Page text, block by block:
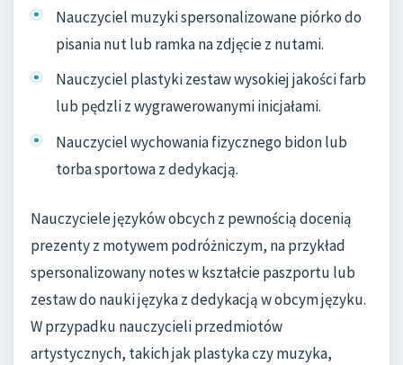
Nauczyciel muzyki spersonalizowane piórko do
pisania nut lub ramka na zdjęcie z nutami.
Nauczyciel plastyki zestaw wysokiej jakości farb
lub pędzli z wygrawerowanymi inicjałami.
Nauczyciel wychowania fizycznego bidon lub
torba sportowa z dedykacją.
Nauczyciele języków obcych z pewnością docenią
prezenty z motywem podróżniczym, na przykład
spersonalizowany notes w kształcie paszportu lub
zestaw do nauki języka z dedykacją w obcym języku.
W przypadku nauczycieli przedmiotów
artystycznych, takich jak plastyka czy muzyka,